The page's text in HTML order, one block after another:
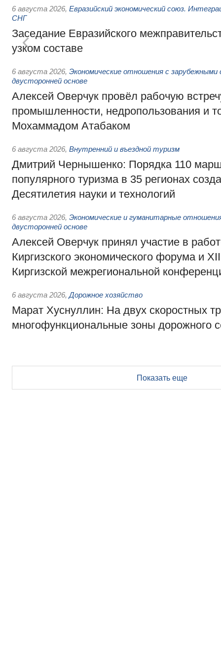
6 августа 2026, Евразийский экономический союз.
СНГ
Заседание Евразийского
узком составе
6 августа 2026, Экономические отношения с
двусторонней основе
Алексей Оверчук провёл рабочую
промышленности, недропользования и
Мохаммадом Атабаком
6 августа 2026, Внутренний и въездной туризм
Дмитрий Чернышенко: Порядка 110
популярного туризма в 35 регионах
Десятилетия науки и технологий
6 августа 2026, Экономические и гуманитарные
двусторонней основе
Алексей Оверчук принял участие в
Киргизского экономического форума и
Киргизской межрегиональной
6 августа 2026, Дорожное хозяйство
Марат Хуснуллин: На двух скоростных
многофункциональные зоны дорожного
Показать еще